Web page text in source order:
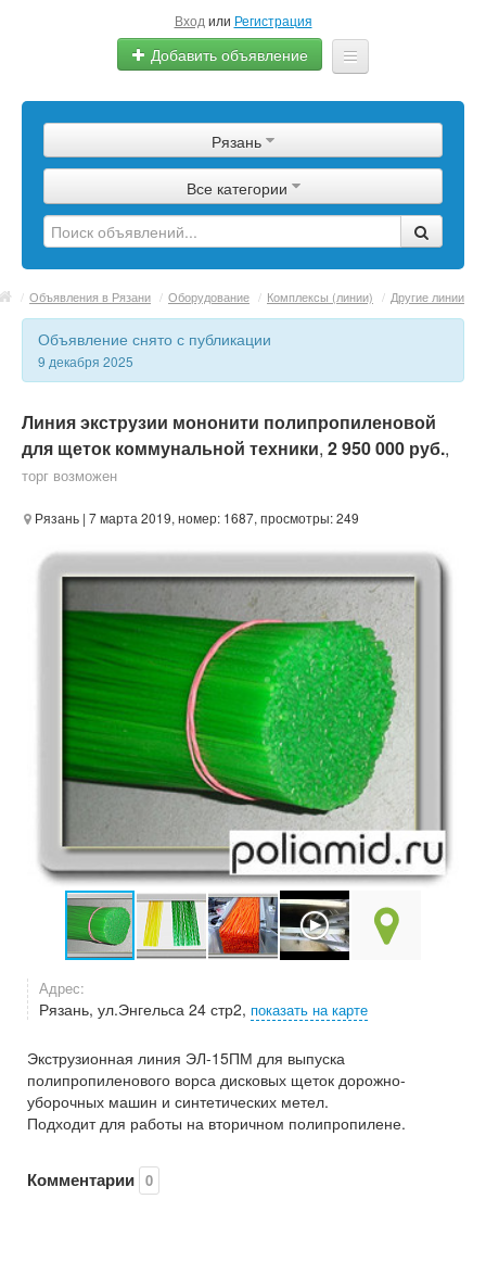
Вход или Регистрация
Добавить объявление
Сырье
Изделия
Оборудование
Услуги
Еще
Рязань
Все категории
/ Объявления в Рязани / Оборудование / Комплексы (линии) / Другие линии
Объявление снято с публикации
9 декабря 2025
Линия экструзии мононити полипропиленовой
для щеток коммунальной техники, 2 950 000 руб.,
торг возможен
Рязань | 7 марта 2019, номер: 1687, просмотры: 249
Адрес:
Рязань, ул.Энгельса 24 стр2, показать на карте
Экструзионная линия ЭЛ-15ПМ для выпуска
полипропиленового ворса дисковых щеток дорожно-
уборочных машин и синтетических метел.
Подходит для работы на вторичном полипропилене.
Комментарии 0